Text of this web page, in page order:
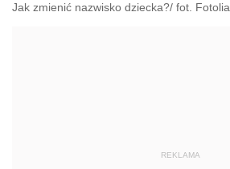
Jak zmienić nazwisko dziecka?/ fot. Fotolia